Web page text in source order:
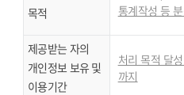
목적
통계작성 등
제공받는 자의
개인정보 보유 및
이용기간
처리 목적 달
까지